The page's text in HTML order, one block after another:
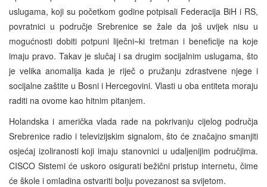
uslugama, koji su početkom godine potpisali Federacija BiH i RS,
povratnici u područje Srebrenice se žale da još uvijek nisu u
mogućnosti dobiti potpuni liječni~ki tretman i beneficije na koje
imaju pravo. Takav je slučaj i sa drugim socijalnim uslugama, što
je velika anomalija kada je riječ o pružanju zdrastvene njege i
socijalne zaštite u Bosni i Hercegovini. Vlasti u oba entiteta moraju
raditi na ovome kao hitnim pitanjem.
Holandska i američka vlada rade na pokrivanju cijelog područja
Srebrenice radio i televizijskim signalom, što će značajno smanjiti
osjećaj izoliranosti koji imaju stanovnici u udaljenijim područjima.
CISCO Sistemi će uskoro osigurati bežični pristup internetu, čime
će škole i omladina ostvariti bolju povezanost sa svijetom.